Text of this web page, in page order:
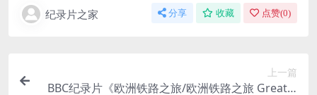
纪录片之家 分享 收藏 点赞(0)
上一篇
BBC纪录片《欧洲铁路之旅/欧洲铁路之旅 Great C